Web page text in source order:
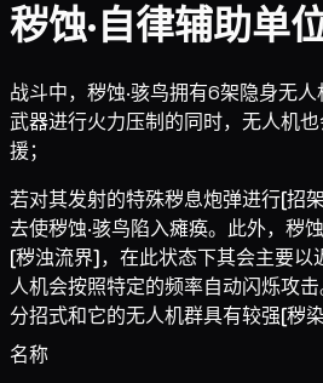
秽蚀·自律辅助单位
战斗中，秽蚀·骇鸟拥有6架隐身无
武器进行火力压制的同时，无人机
援；
若对其发射的特殊秽息炮弹进行[招
去使秽蚀·骇鸟陷入瘫痪。此外，秽
[秽浊流界]，在此状态下其会主要
人机会按照特定的频率自动闪烁攻
分招式和它的无人机群具有较强[秽
名称